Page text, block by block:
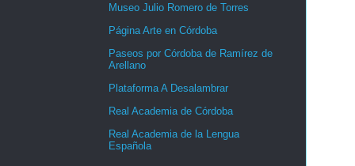
Museo Julio Romero de Torres
Página Arte en Córdoba
Paseos por Córdoba de Ramírez de
Arellano
Plataforma A Desalambrar
Real Academia de Córdoba
Real Academia de la Lengua
Española